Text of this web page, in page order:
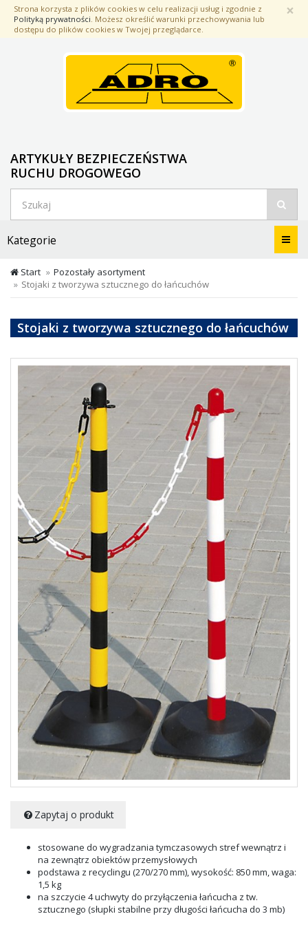
Przejdź
treści
×
Strona korzysta z plików cookies w celu realizacji usług i zgodnie z
Polityką prywatności. Możesz określić warunki przechowywania lub
dostępu do plików cookies w Twojej przeglądarce.
ARTYKUŁY BEZPIECZEŃSTWA
RUCHU DROGOWEGO
Kategorie Menu
Start
Pozostały asortyment
Stojaki z tworzywa sztucznego do łańcuchów
Stojaki z tworzywa sztucznego do łańcuchów
Zapytaj o produkt
stosowane do wygradzania tymczasowych stref wewnątrz i
na zewnątrz obiektów przemysłowych
podstawa z recyclingu (270/270 mm), wysokość: 850 mm, waga:
1,5 kg
na szczycie 4 uchwyty do przyłączenia łańcucha z tw.
sztucznego (słupki stabilne przy długości łańcucha do 3 mb)